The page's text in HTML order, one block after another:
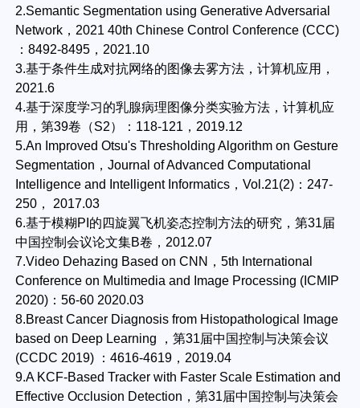
2.Semantic Segmentation using Generative Adversarial
Network，2021 40th Chinese Control Conference (CCC)
：8492-8495，2021.10
3.基于条件生成对抗网络的图像去雾方法，计算机应用，
2021.6
4.基于深度学习的乳腺病理图像分类实验方法，计算机应
用，第39卷（S2）：118-121，2019.12
5.An Improved Otsu's Thresholding Algorithm on Gesture
Segmentation，Journal of Advanced Computational
Intelligence and Intelligent Informatics，Vol.21(2)：247-
250， 2017.03
6.基于模糊PI的四旋翼飞机姿态控制方法的研究，第31届
中国控制会议论文集B卷，2012.07
7.Video Dehazing Based on CNN，5th International
Conference on Multimedia and Image Processing (ICMIP
2020)：56-60 2020.03
8.Breast Cancer Diagnosis from Histopathological Image
based on Deep Learning ，第31届中国控制与决策会议
(CCDC 2019) ：4616-4619，2019.04
9.A KCF-Based Tracker with Faster Scale Estimation and
Effective Occlusion Detection，第31届中国控制与决策会